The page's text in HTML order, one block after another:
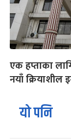
एक हप्ताका
नयाँ क्रियाशील
यो पनि